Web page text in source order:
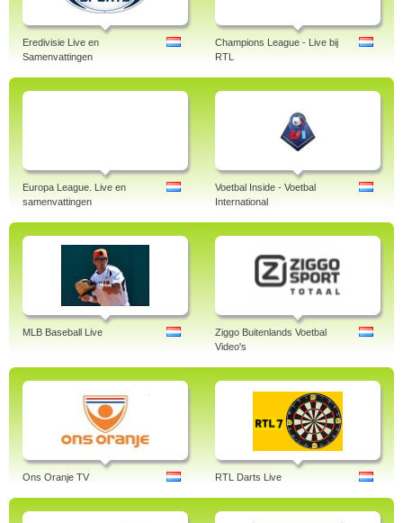
Eredivisie Live en
Samenvattingen
Champions League - Live bij
RTL
Europa League. Live en
samenvattingen
Voetbal Inside - Voetbal
International
MLB Baseball Live
Ziggo Buitenlands Voetbal
Video's
Ons Oranje TV RTL Darts Live